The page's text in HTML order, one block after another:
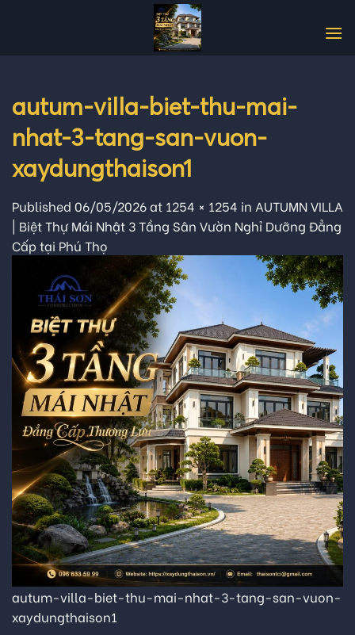
autum-villa-biet-thu-mai-
nhat-3-tang-san-vuon-
xaydungthaison1
Published 06/05/2026at 1254 × 1254 in AUTUMN VILLA
| Biệt Thự Mái Nhật 3 Tầng Sân Vườn Nghỉ Dưỡng Đẳng
Cấp tại Phú Thọ
autum-villa-biet-thu-mai-nhat-3-tang-san-vuon-
xaydungthaison1